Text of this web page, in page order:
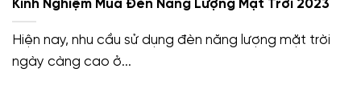
Kinh Nghiệm Mua Đèn Năng Lượng Mặt Trời 2023
Hiện nay, nhu cầu sử dụng đèn năng lượng mặt trời
ngày càng cao ở...